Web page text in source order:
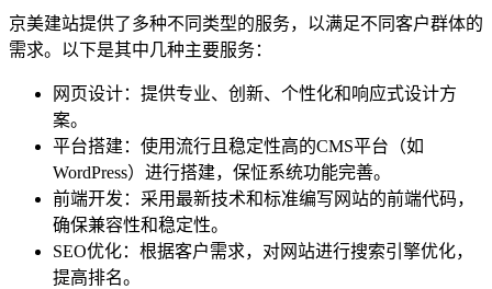
京美建站提供了多种不同类型的服务，以满足不同客户群体的
需求。以下是其中几种主要服务：
网页设计：提供专业、创新、个性化和响应式设计方
案。
平台搭建：使用流行且稳定性高的CMS平台（如
WordPress）进行搭建，保怔系统功能完善。
前端开发：采用最新技术和标准编写网站的前端代码，
确保兼容性和稳定性。
SEO优化：根据客户需求，对网站进行搜索引擎优化，
提高排名。